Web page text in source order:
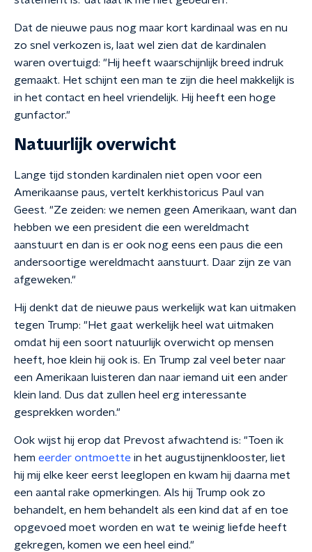
Dat de nieuwe paus nog maar kort kardinaal was en nu
zo snel verkozen is, laat wel zien dat de kardinalen
waren overtuigd: "Hij heeft waarschijnlijk breed indruk
gemaakt. Het schijnt een man te zijn die heel makkelijk is
in het contact en heel vriendelijk. Hij heeft een hoge
gunfactor."
Natuurlijk overwicht
Lange tijd stonden kardinalen niet open voor een
Amerikaanse paus, vertelt kerkhistoricus Paul van
Geest. "Ze zeiden: we nemen geen Amerikaan, want dan
hebben we een president die een wereldmacht
aanstuurt en dan is er ook nog eens een paus die een
andersoortige wereldmacht aanstuurt. Daar zijn ze van
afgeweken."
Hij denkt dat de nieuwe paus werkelijk wat kan uitmaken
tegen Trump: "Het gaat werkelijk heel wat uitmaken
omdat hij een soort natuurlijk overwicht op mensen
heeft, hoe klein hij ook is. En Trump zal veel beter naar
een Amerikaan luisteren dan naar iemand uit een ander
klein land. Dus dat zullen heel erg interessante
gesprekken worden."
Ook wijst hij erop dat Prevost afwachtend is: "Toen ik
hem eerder ontmoette in het augustijnenklooster, liet
hij mij elke keer eerst leeglopen en kwam hij daarna met
een aantal rake opmerkingen. Als hij Trump ook zo
behandelt, en hem behandelt als een kind dat af en toe
opgevoed moet worden en wat te weinig liefde heeft
gekregen, komen we een heel eind."